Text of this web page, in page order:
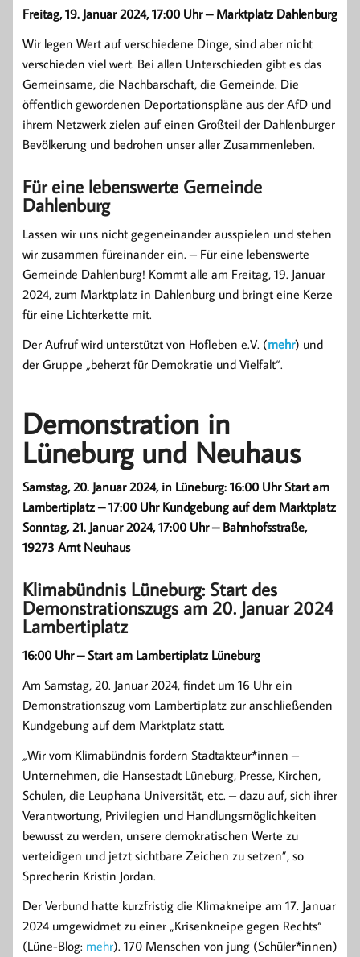
Freitag, 19. Januar 2024, 17:00 Uhr – Marktplatz Dahlenburg
Wir legen Wert auf verschiedene Dinge, sind aber nicht
verschieden viel wert. Bei allen Unterschieden gibt es das
Gemeinsame, die Nachbarschaft, die Gemeinde. Die
öffentlich gewordenen Deportationspläne aus der AfD und
ihrem Netzwerk zielen auf einen Großteil der Dahlenburger
Bevölkerung und bedrohen unser aller Zusammenleben.
Für eine lebenswerte Gemeinde
Dahlenburg
Lassen wir uns nicht gegeneinander ausspielen und stehen
wir zusammen füreinander ein. – Für eine lebenswerte
Gemeinde Dahlenburg! Kommt alle am Freitag, 19. Januar
2024, zum Marktplatz in Dahlenburg und bringt eine Kerze
für eine Lichterkette mit.
Der Aufruf wird unterstützt von Hofleben e.V. (mehr) und
der Gruppe „beherzt für Demokratie und Vielfalt“.
Demonstration in
Lüneburg und Neuhaus
Samstag, 20. Januar 2024, in Lüneburg: 16:00 Uhr Start am
Lambertiplatz – 17:00 Uhr Kundgebung auf dem Marktplatz
Sonntag, 21. Januar 2024, 17:00 Uhr – Bahnhofsstraße,
19273 Amt Neuhaus
Klimabündnis Lüneburg: Start des
Demonstrationszugs am 20. Januar 2024
Lambertiplatz
16:00 Uhr – Start am Lambertiplatz Lüneburg
Am Samstag, 20. Januar 2024, findet um 16 Uhr ein
Demonstrationszug vom Lambertiplatz zur anschließenden
Kundgebung auf dem Marktplatz statt.
„Wir vom Klimabündnis fordern Stadtakteur*innen –
Unternehmen, die Hansestadt Lüneburg, Presse, Kirchen,
Schulen, die Leuphana Universität, etc. – dazu auf, sich ihrer
Verantwortung, Privilegien und Handlungsmöglichkeiten
bewusst zu werden, unsere demokratischen Werte zu
verteidigen und jetzt sichtbare Zeichen zu setzen”, so
Sprecherin Kristin Jordan.
Der Verbund hatte kurzfristig die Klimakneipe am 17. Januar
2024 umgewidmet zu einer „Krisenkneipe gegen Rechts“
(Lüne-Blog: mehr). 170 Menschen von jung (Schüler*innen)